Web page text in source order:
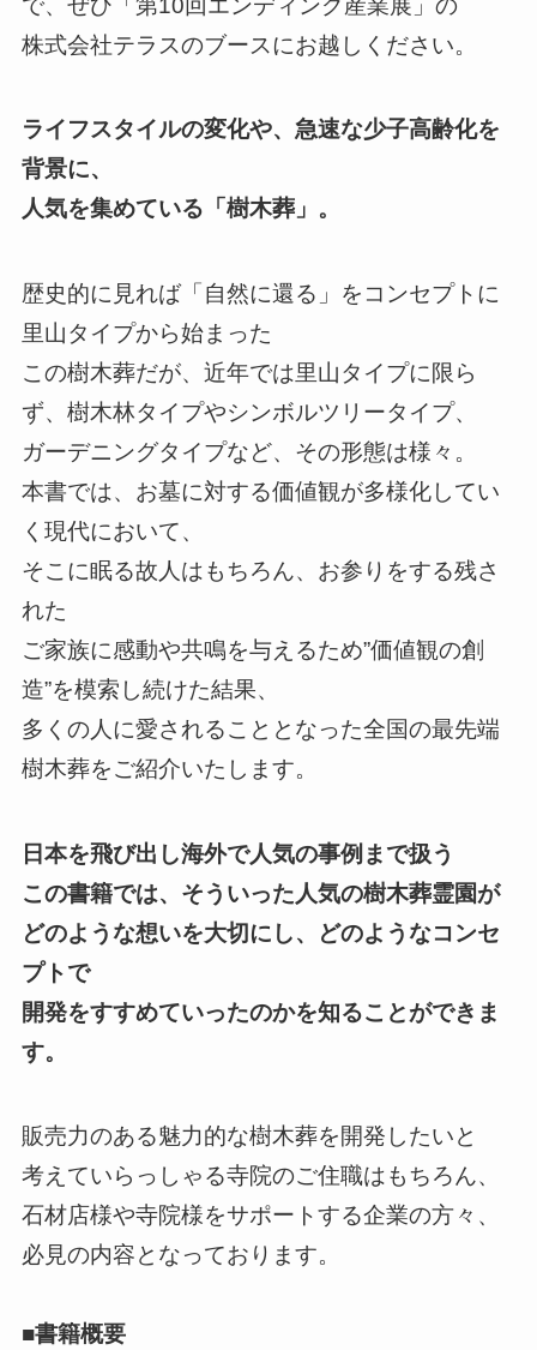
で、ぜひ「第10回エンディング産業展」の
株式会社テラスのブースにお越しください。
ライフスタイルの変化や、急速な少子高齢化を
背景に、
人気を集めている「樹木葬」。
歴史的に見れば「自然に還る」をコンセプトに
里山タイプから始まった
この樹木葬だが、近年では里山タイプに限ら
ず、樹木林タイプやシンボルツリータイプ、
ガーデニングタイプなど、その形態は様々。
本書では、お墓に対する価値観が多様化してい
く現代において、
そこに眠る故人はもちろん、お参りをする残さ
れた
ご家族に感動や共鳴を与えるため”価値観の創
造”を模索し続けた結果、
多くの人に愛されることとなった全国の最先端
樹木葬をご紹介いたします。
日本を飛び出し海外で人気の事例まで扱う
この書籍では、そういった人気の樹木葬霊園が
どのような想いを大切にし、どのようなコンセ
プトで
開発をすすめていったのかを知ることができま
す。
販売力のある魅力的な樹木葬を開発したいと
考えていらっしゃる寺院のご住職はもちろん、
石材店様や寺院様をサポートする企業の方々、
必見の内容となっております。
■書籍概要